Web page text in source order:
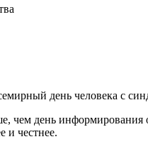
день человека с
чем день
и честнее.